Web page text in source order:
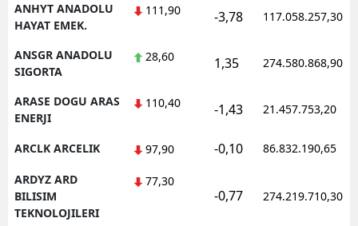
ANHYT ANADOLU
HAYAT EMEK.
111,90 -3,78 117.058.257,30
ANSGR ANADOLU
SIGORTA
28,60 1,35 274.580.868,90
ARASE DOGU ARAS
ENERJI
110,40 -1,43 21.457.753,20
ARCLK ARCELIK 97,90 -0,10 86.832.190,65
ARDYZ ARD
BILISIM
TEKNOLOJILERI
77,30
-0,77 274.219.710,30